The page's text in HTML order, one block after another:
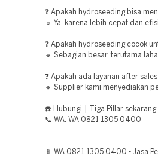
❓ Apakah hydroseeding bisa
🔹 Ya, karena lebih cepat dan
❓ Apakah hydroseeding cocok
🔹 Sebagian besar, terutama
❓ Apakah ada layanan after
🔹 Supplier kami menyediakan
☎️ Hubungi | Tiga Pillar sekarang
📞 WA: WA 0821 1305 0400
📱 WA 0821 1305 0400 - Jasa